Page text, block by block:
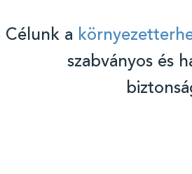
Célunk a
szabványos és